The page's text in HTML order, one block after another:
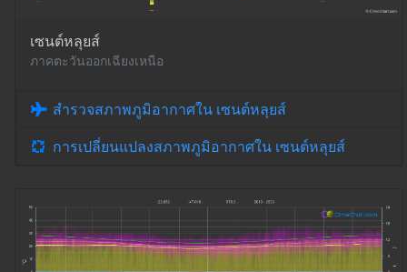
เซนต์หลุยส์
ภาคตะวันออกเฉียงเหนือ
สำรวจสภาพภูมิอากาศใน เซนต์หลุยส์
การเปลี่ยนแปลงสภาพภูมิอากาศใน เซนต์หลุยส์